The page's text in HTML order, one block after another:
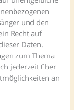
und den
Recht auf
Daten.
zum Thema
jederzeit über
an